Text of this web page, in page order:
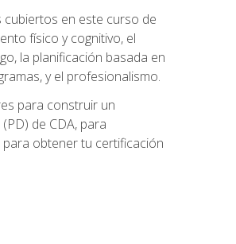
cubiertos en este curso de
físico y cognitivo, el
la planificación basada en
y el profesionalismo.
para construir un
de CDA, para
obtener tu certificación